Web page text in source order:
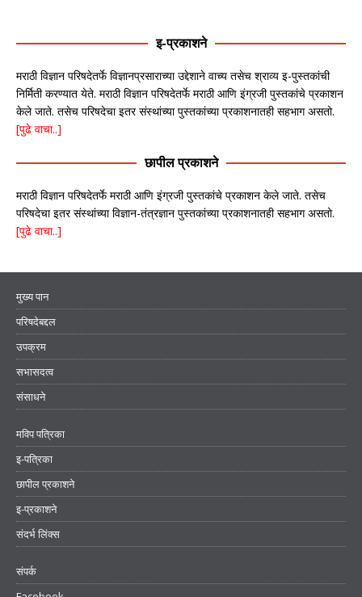
इ-प्रकाशने
मराठी विज्ञान परिषदेतर्फे विज्ञानप्रसाराच्या उद्देशाने वाच्य तसेच श्राव्य इ-पुस्तकांची
निर्मिती करण्यात येते. मराठी विज्ञान परिषदेतर्फे मराठी आणि इंग्रजी पुस्तकांचे प्रकाशन
केले जाते. तसेच परिषदेचा इतर संस्थांच्या पुस्तकांच्या प्रकाशनातही सहभाग असतो.
[पुढे वाचा..]
छापील प्रकाशने
मराठी विज्ञान परिषदेतर्फे मराठी आणि इंग्रजी पुस्तकांचे प्रकाशन केले जाते. तसेच
परिषदेचा इतर संस्थांच्या विज्ञान-तंत्रज्ञान पुस्तकांच्या प्रकाशनातही सहभाग असतो.
[पुढे वाचा..]
मुख्य पान
परिषदेबद्दल
उपक्रम
सभासदत्व
संसाधने
मविप पत्रिका
इ-पत्रिका
छापील प्रकाशने
इ-प्रकाशने
संदर्भ लिंक्स
संपर्क